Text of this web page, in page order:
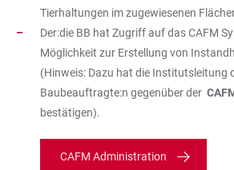
Tierhaltungen im zugewiesenen
Der:die BB hat Zugriff auf das CAFM
Möglichkeit zur Erstellung von
(Hinweis: Dazu hat die Institutsleitung
Baubeauftragte:n gegenüber der
bestätigen).
CAFM Administration